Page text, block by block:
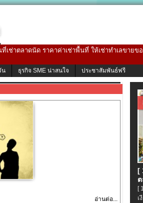
ช่าตลาดนัด ราคาค่าเช่าพื้นที่ ให้เช่าทำเลขาย
น ธุรกิจ SME น่าสนใจ ประชาสัมพันธ์ฟรี
อ่านต่อ...
[
[
เ